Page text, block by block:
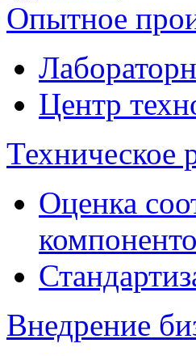
Опытное
Центр
Техническое
Оценка
Внедрение